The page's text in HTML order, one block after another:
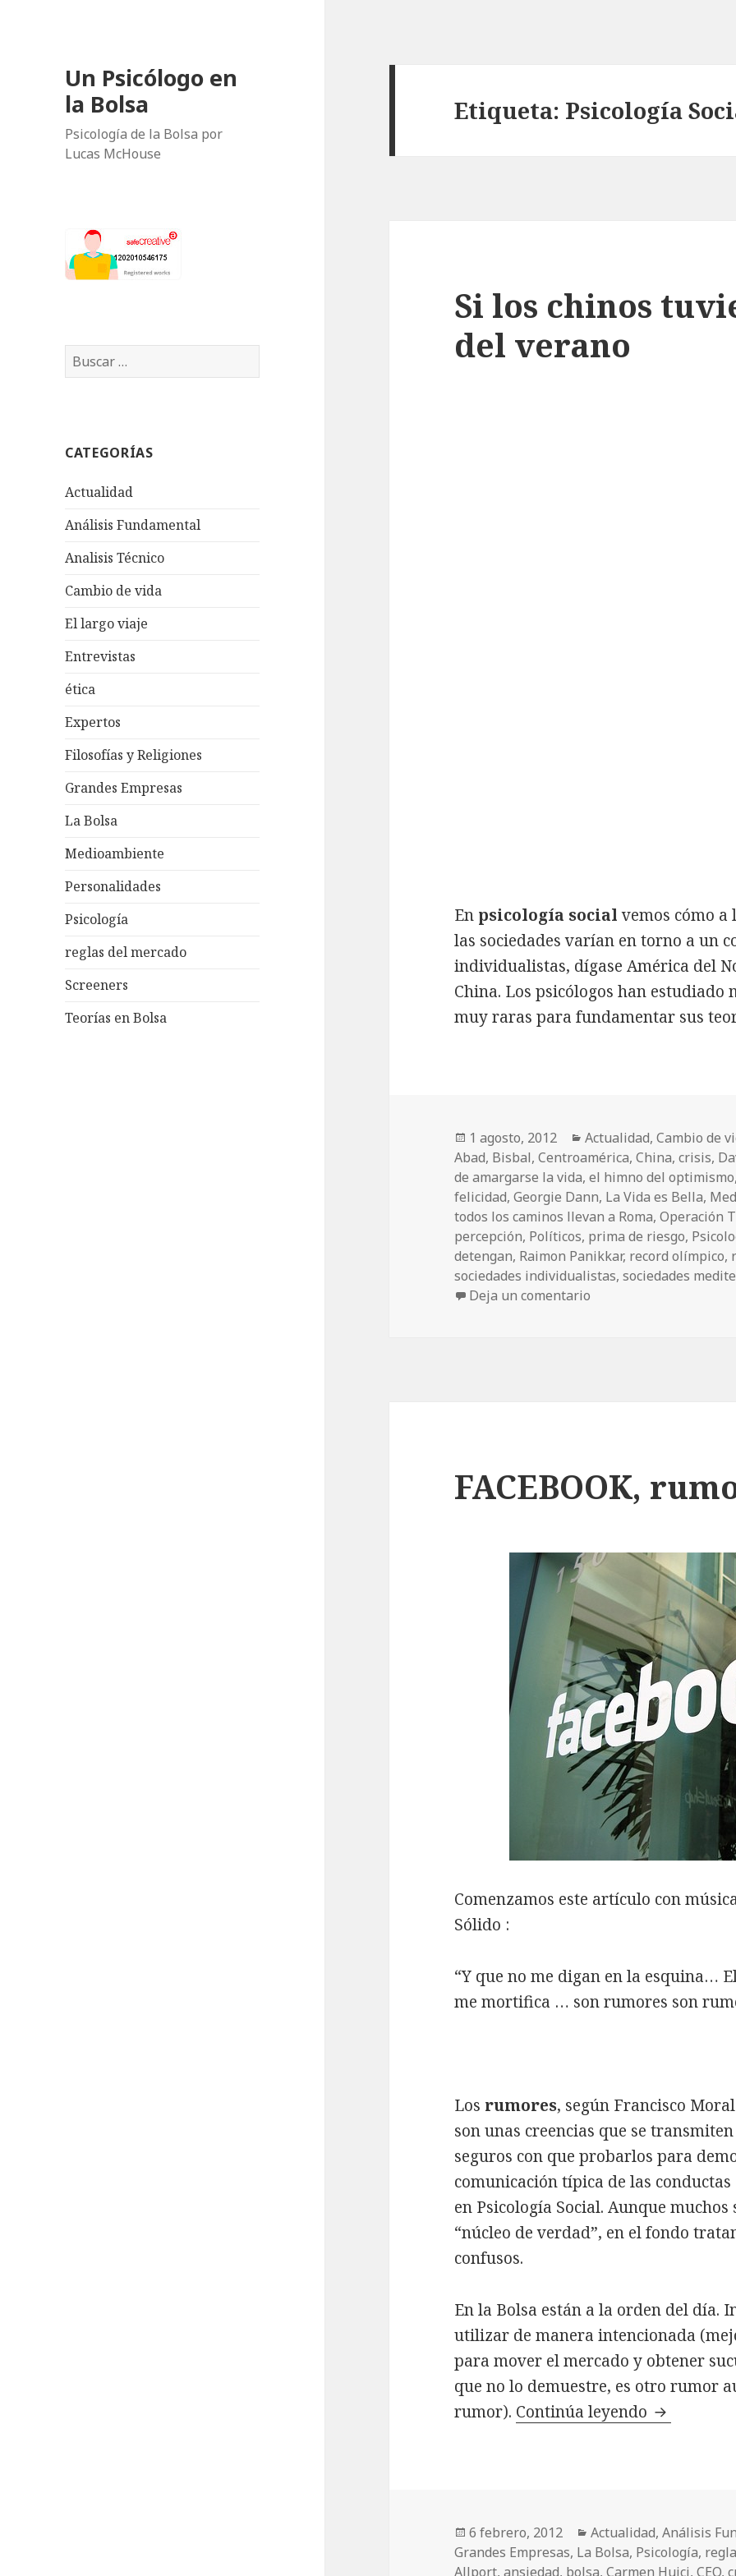
Un Psicólogo en
la Bolsa
Psicología de la Bolsa por
Lucas McHouse
B
u
r
CATEGORÍAS
Actualidad
Análisis Fundamental
Analisis Técnico
Cambio de vida
El largo viaje
Entrevistas
ética
Expertos
Filosofías y Religiones
Grandes Empresas
La Bolsa
Medioambiente
Personalidades
Psicología
reglas del mercado
Screeners
Teorías en Bolsa
Etiqueta: Psicología
Si los chinos
del verano
En psicología socialvemos cómo
las sociedades varían en torno a un
individualistas, dígase América del
China. Los psicólogos han estudiado
muy raras para fundamentar sus
Publicado
el
1 agosto, 2012 Categorías
Actualidad,Cambio de
Abad, Bisbal,Centroamérica,China,crisis,
de amargarse la vida,el himno del optimismo
felicidad,Georgie Dann, La Vida es Bella,
todos los caminos llevan a Roma,Operación
percepción, Políticos, prima de riesgo,
detengan, Raimon Panikkar, record olímpico,
sociedades individualistas,sociedades
Deja un comentario
FACEBOOK,
Comenzamos este artículo con
Sólido :
“Y que no me digan en la esquina…
me mortifica … son rumores son
Los rumores, según Francisco
son unas creencias que se
seguros con que probarlos para
comunicación típica de las
en Psicología Social. Aunque
“núcleo de verdad”, en el fondo
confusos.
En la Bolsa están a la orden del día.
utilizar de manera intencionada
para mover el mercado y obtener
que no lo demuestre, es otro rumor
rumor). Continúa leyendo
Publicado
el
6 febrero, 2012 Categorías
Actualidad,Análisis
Grandes Empresas, La Bolsa, Psicología,
Allport,ansiedad, bolsa,Carmen Huici,CEO,